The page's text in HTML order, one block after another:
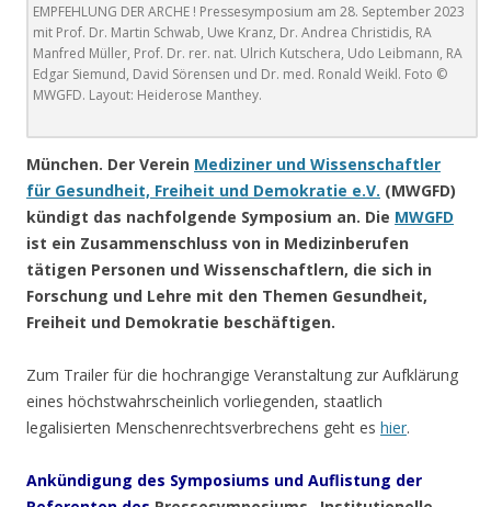
EMPFEHLUNG DER ARCHE ! Pressesymposium am 28. September 2023
mit Prof. Dr. Martin Schwab, Uwe Kranz, Dr. Andrea Christidis, RA
Manfred Müller, Prof. Dr. rer. nat. Ulrich Kutschera, Udo Leibmann, RA
Edgar Siemund, David Sörensen und Dr. med. Ronald Weikl. Foto ©
MWGFD. Layout: Heiderose Manthey.
München. Der Verein Mediziner und Wissenschaftler
für Gesundheit, Freiheit und Demokratie e.V. (MWGFD)
kündigt das nachfolgende Symposium an. Die MWGFD
ist ein Zusammenschluss von in Medizinberufen
tätigen Personen und Wissenschaftlern, die sich in
Forschung und Lehre mit den Themen Gesundheit,
Freiheit und Demokratie beschäftigen.
Zum Trailer für die hochrangige Veranstaltung zur Aufklärung
eines höchstwahrscheinlich vorliegenden, staatlich
legalisierten Menschenrechtsverbrechens geht es hier.
Ankündigung des Symposiums und Auflistung der